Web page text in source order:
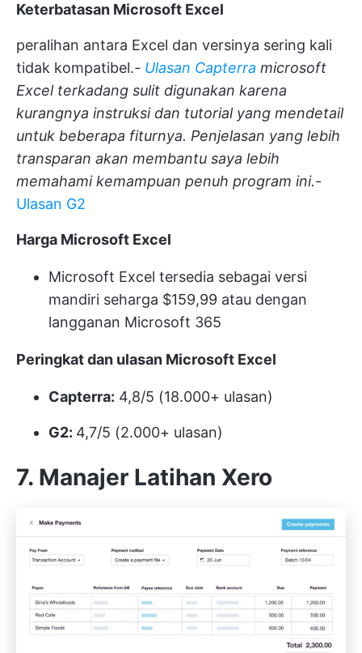
Keterbatasan Microsoft Excel
peralihan antara Excel dan versinya sering kali
tidak kompatibel.- Ulasan Capterra microsoft
Excel terkadang sulit digunakan karena
kurangnya instruksi dan tutorial yang mendetail
untuk beberapa fiturnya. Penjelasan yang lebih
transparan akan membantu saya lebih
memahami kemampuan penuh program ini.-
Ulasan G2
Harga Microsoft Excel
Microsoft Excel tersedia sebagai versi
mandiri seharga $159,99 atau dengan
langganan Microsoft 365
Peringkat dan ulasan Microsoft Excel
Capterra: 4,8/5 (18.000+ ulasan)
G2: 4,7/5 (2.000+ ulasan)
7. Manajer Latihan Xero